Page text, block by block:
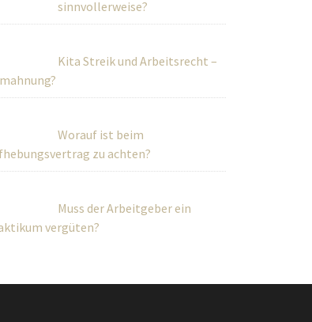
zu achten?
vergüten?